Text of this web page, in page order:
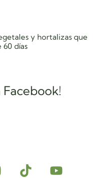
Facebook!
y hortalizas que
60 días